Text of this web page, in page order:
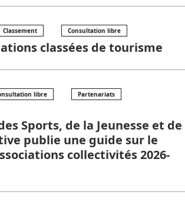
Classement Consultation libre
classées de tourisme
libre
Partenariats
Sports, de la Jeunesse et de
publie une guide sur le
collectivités 2026-